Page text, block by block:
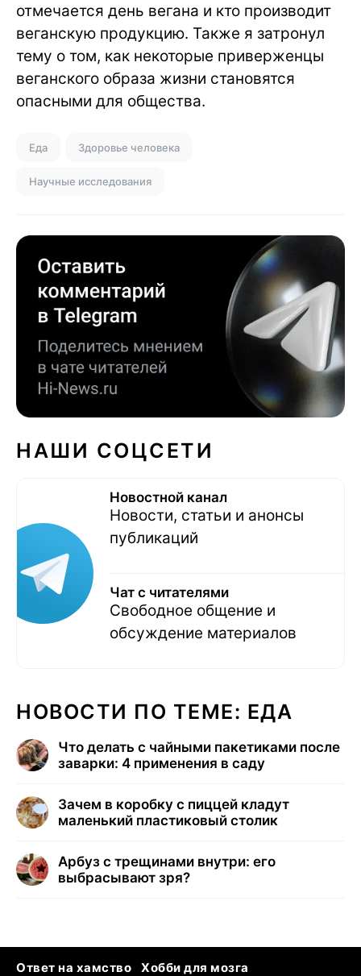
отмечается день вегана и кто производит
веганскую продукцию. Также я затронул
тему о том, как некоторые приверженцы
веганского образа жизни становятся
опасными для общества.
Еда Здоровье человека
Научные исследования
НАШИ СОЦСЕТИ
Новостной канал
Новости, статьи и анонсы
публикаций
Чат с читателями
Свободное общение и
обсуждение материалов
НОВОСТИ ПО ТЕМЕ: ЕДА
Что делать с чайными пакетиками после
заварки: 4 применения в саду
Зачем в коробку с пиццей кладут
маленький пластиковый столик
Арбуз с трещинами внутри: его
выбрасывают зря?
Ответ на хамство
Хобби для мозга